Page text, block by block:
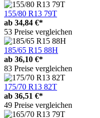
155/80 R13 79T
ab 34,84 €*
53 Preise vergleichen
185/65 R15 88H
ab 36,10 €*
83 Preise vergleichen
175/70 R13 82T
ab 36,51 €*
49 Preise vergleichen